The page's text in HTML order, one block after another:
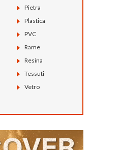
Pietra
Plastica
PVC
Rame
Resina
Tessuti
Vetro